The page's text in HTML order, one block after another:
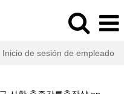
Inicio de sesión de empleado